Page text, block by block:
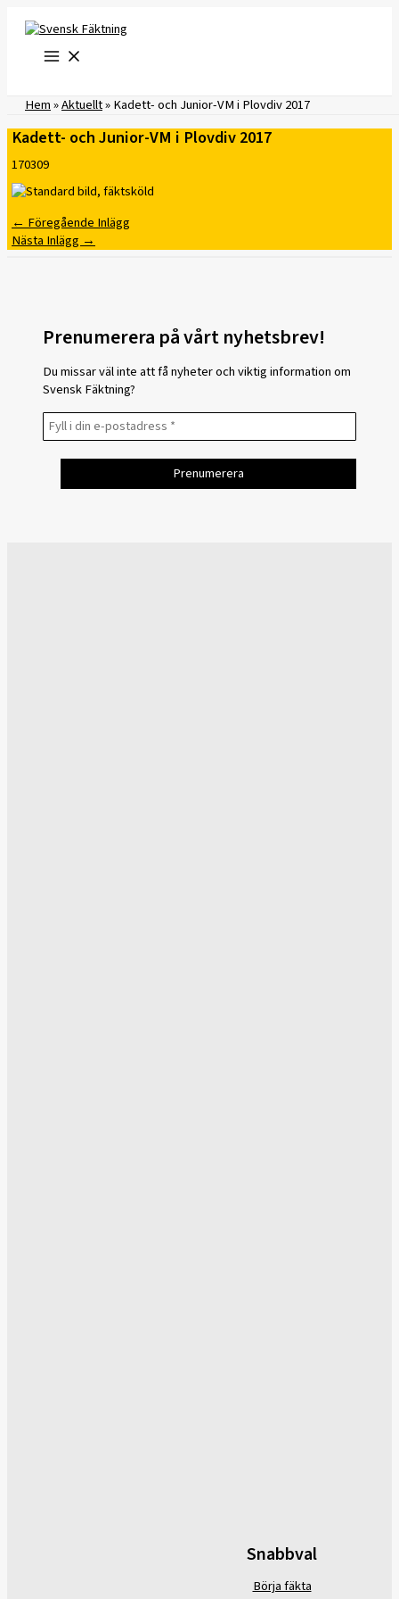
innehåll
Hem»Aktuellt»Kadett- och Junior-VM i Plovdiv 2017
Kadett- och Junior-VM i Plovdiv 2017
170309
← Föregående Inlägg
Nästa Inlägg →
Prenumerera på vårt nyhetsbrev!
Du missar väl inte att få nyheter och viktig information om
Svensk Fäktning?
Snabbval
Börja fäkta